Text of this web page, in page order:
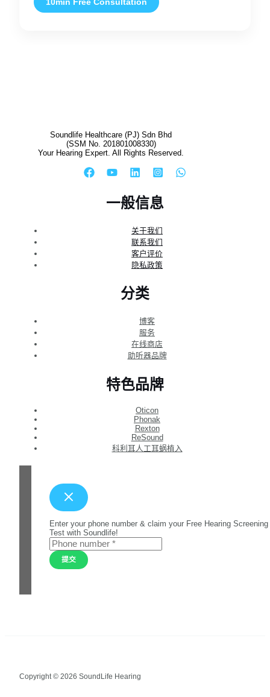
10min Free Consultation
Soundlife Healthcare (PJ) Sdn Bhd
(SSM No. 201801008330)
Your Hearing Expert. All Rights Reserved.
一般信息
关于我们
联系我们
客户评价
隐私政策
分类
博客
服务
在线商店
助听器品牌
特色品牌
Oticon
Phonak
Rexton
ReSound
科利耳人工耳蜗植入
Enter your phone number & claim your Free Hearing Screening
Test with Soundlife!
提交
Copyright © 2026 SoundLife Hearing